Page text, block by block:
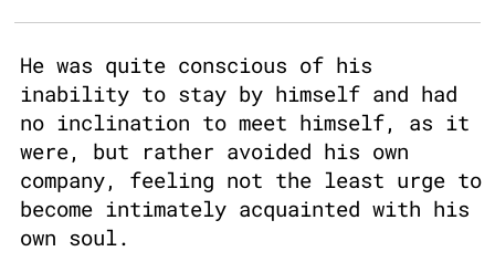
He was quite conscious of his
inability to stay by himself and had
no inclination to meet himself, as it
were, but rather avoided his own
company, feeling not the least urge to
become intimately acquainted with his
own soul.